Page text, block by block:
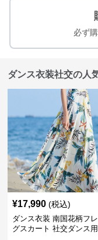
必ず
ダンス衣装社交の人
¥17,990 (税込)
ダンス衣装 南国花柄フ
グスカート 社交ダンス用